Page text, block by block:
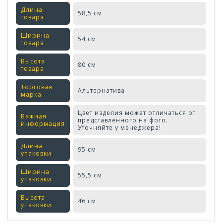
Длина
товара
58,5 см
Ширина
товара
54 см
Высота
товара
80 см
Торговая
марка
Альтернатива
Важная
информация
Цвет изделия может отличаться от
представленного на фото.
Уточняйте у менеджера!
Длина
упаковки
95 см
Ширина
упаковки
55,5 см
Высота
упаковки
46 см